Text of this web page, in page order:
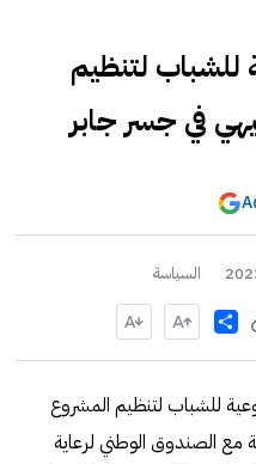
للشباب لتنظيم
في جسر جابر
السياسة
Share
للشباب لتنظيم المشروع
مع الصندوق الوطني لرعاية